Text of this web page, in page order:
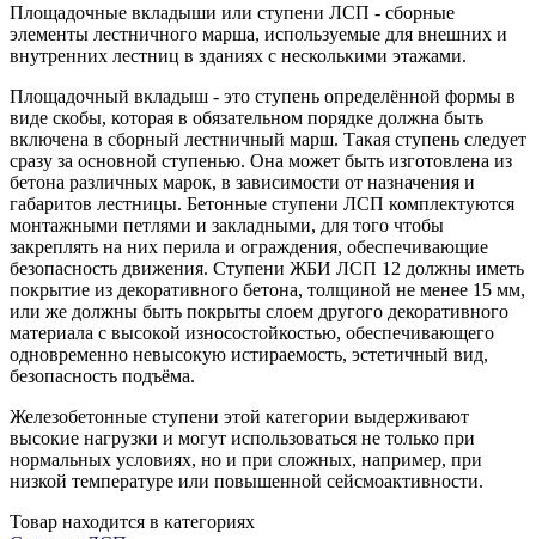
Площадочные вкладыши или ступени ЛСП - сборные
элементы лестничного марша, используемые для внешних и
внутренних лестниц в зданиях с несколькими этажами.
Площадочный вкладыш - это ступень определённой формы в
виде скобы, которая в обязательном порядке должна быть
включена в сборный лестничный марш. Такая ступень следует
сразу за основной ступенью. Она может быть изготовлена из
бетона различных марок, в зависимости от назначения и
габаритов лестницы. Бетонные ступени ЛСП комплектуются
монтажными петлями и закладными, для того чтобы
закреплять на них перила и ограждения, обеспечивающие
безопасность движения. Ступени ЖБИ ЛСП 12 должны иметь
покрытие из декоративного бетона, толщиной не менее 15 мм,
или же должны быть покрыты слоем другого декоративного
материала с высокой износостойкостью, обеспечивающего
одновременно невысокую истираемость, эстетичный вид,
безопасность подъёма.
Железобетонные ступени этой категории выдерживают
высокие нагрузки и могут использоваться не только при
нормальных условиях, но и при сложных, например, при
низкой температуре или повышенной сейсмоактивности.
Товар находится в категориях